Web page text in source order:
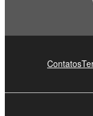
Contatos